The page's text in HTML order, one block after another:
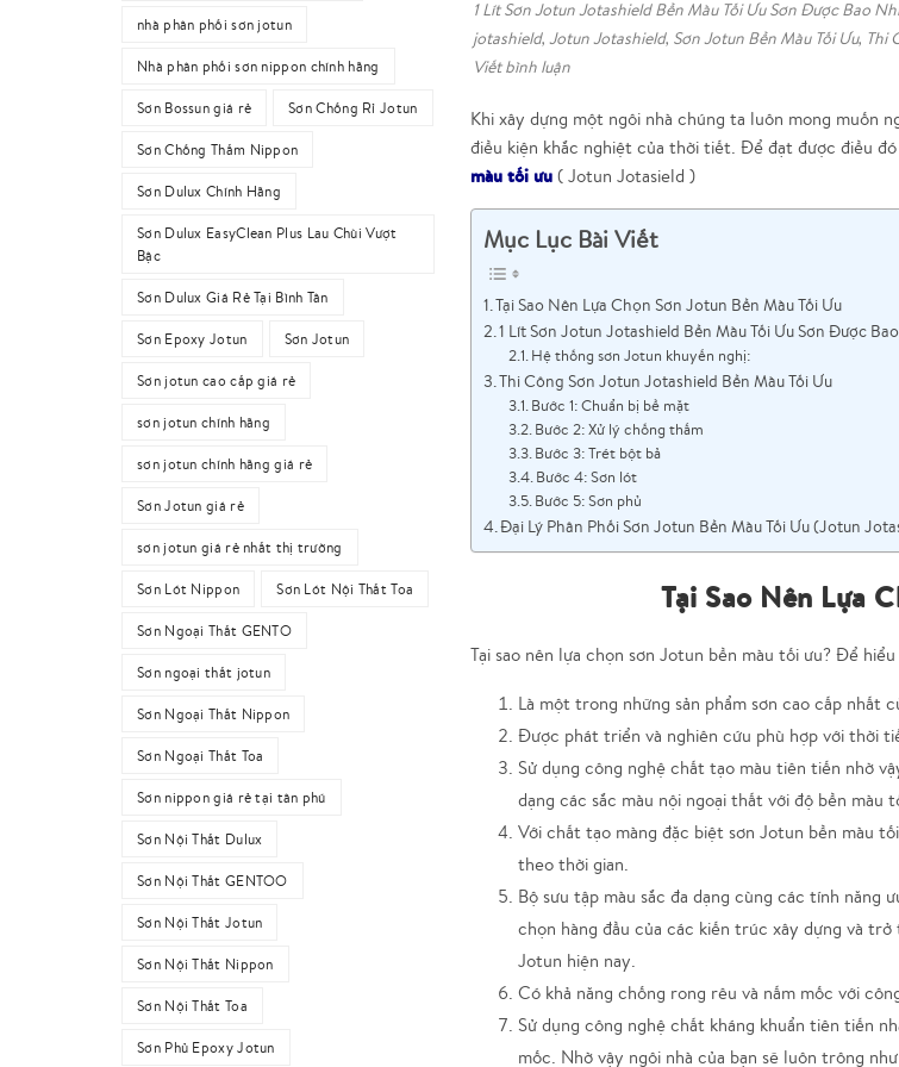
1 Lít Sơn Jotun Jotashield Bền Màu Tối Ưu Sơn Được Bao
jotashield, Jotun Jotashield, Sơn Jotun Bền Màu Tối Ưu, Thi
Viết bình luận
Khi xây dựng một ngôi nhà chúng ta luôn mong muốn
điều kiện khắc nghiệt của thời tiết. Để đạt được điều
màu tối ưu( Jotun Jotasield )
Mục Lục Bài Viết
Tại Sao Nên Lựa Chọn Sơn Jotun Bền Màu Tối Ưu
1 Lít Sơn Jotun Jotashield Bền Màu Tối Ưu Sơn Được
Hệ thống sơn Jotun khuyến nghị:
Thi Công Sơn Jotun Jotashield Bền Màu Tối Ưu
Bước 1: Chuẩn bị bề mặt
Bước 2: Xử lý chống thấm
Bước 3: Trét bột bả
Bước 4: Sơn lót
Bước 5: Sơn phủ
Đại Lý Phân Phối Sơn Jotun Bền Màu Tối Ưu (Jotun
Tại Sao Nên Lựa
Tại sao nên lựa chọn sơn Jotun bền màu tối ưu? Để
Là một trong những sản phẩm sơn cao cấp nhất
Được phát triển và nghiên cứu phù hợp với thời
Sử dụng công nghệ chất tạo màu tiên tiến nhờ
dạng các sắc màu nội ngoại thất với độ bền màu
Với chất tạo màng đặc biệt sơn Jotun bền màu
theo thời gian.
Bộ sưu tập màu sắc đa dạng cùng các tính năng
chọn hàng đầu của các kiến trúc xây dựng và
Jotun hiện nay.
Có khả năng chống rong rêu và nấm mốc với
Sử dụng công nghệ chất kháng khuẩn tiên tiến
mốc. Nhờ vậy ngôi nhà của bạn sẽ luôn trông như
nhà phân phối sơn jotun
Nhà phân phối sơn nippon chính hãng
Sơn Bossun giá rẻ Sơn Chống Rỉ Jotun
Sơn Chống Thấm Nippon
Sơn Dulux Chính Hãng
Sơn Dulux EasyClean Plus Lau Chùi Vượt
Bậc
Sơn Dulux Giá Rẻ Tại Bình Tân
Sơn Epoxy Jotun Sơn Jotun
Sơn jotun cao cấp giá rẻ
sơn jotun chính hãng
sơn jotun chính hãng giá rẻ
Sơn Jotun giá rẻ
sơn jotun giá rẻ nhất thị trường
Sơn Lót Nippon Sơn Lót Nội Thất Toa
Sơn Ngoại Thất GENTO
Sơn ngoại thất jotun
Sơn Ngoại Thất Nippon
Sơn Ngoại Thất Toa
Sơn nippon giá rẻ tại tân phú
Sơn Nội Thất Dulux
Sơn Nội Thất GENTOO
Sơn Nội Thất Jotun
Sơn Nội Thất Nippon
Sơn Nội Thất Toa
Sơn Phủ Epoxy Jotun